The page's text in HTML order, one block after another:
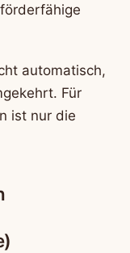
automatisch,
Für
ist nur die